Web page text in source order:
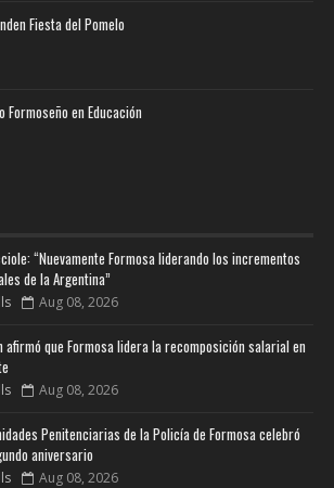
Fiesta del Pomelo
Formoseño en Educación
“Nuevamente Formosa liderando los incrementos
de la Argentina”
Aug 08, 2026
afirmó que Formosa lidera la recomposición salarial en
Aug 08, 2026
Penitenciarias de la Policía de Formosa celebró
aniversario
Aug 08, 2026